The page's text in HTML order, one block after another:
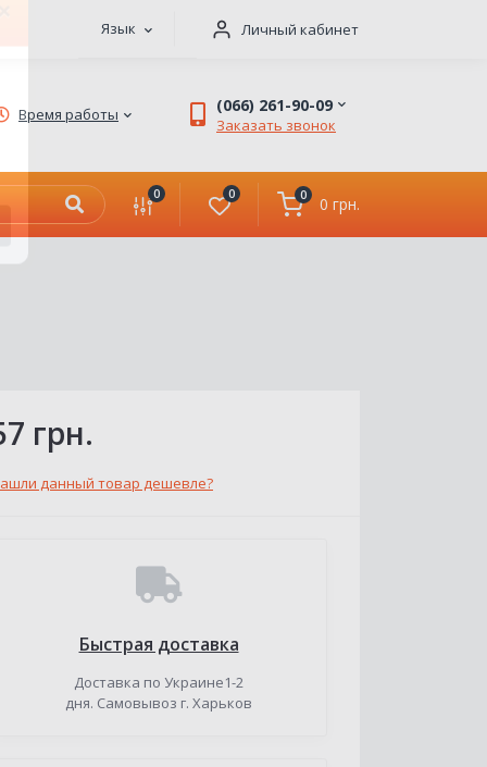
Язык Личный кабинет
Время работы (066) 261-90-09
Заказать звонок
0 0 0 0 грн.
грн.
данный товар дешевле?
Быстрая доставка
Доставка по Украине1-2
дня. Самовывоз г. Харьков